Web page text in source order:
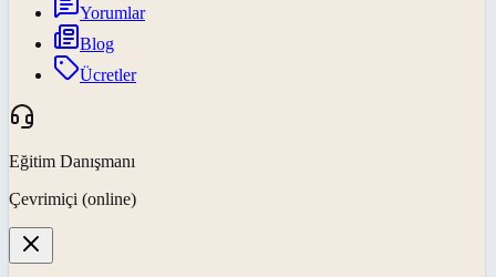
Yorumlar
Blog
Ücretler
Eğitim Danışmanı
Çevrimiçi (online)